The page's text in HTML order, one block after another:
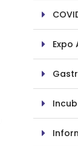
Expo